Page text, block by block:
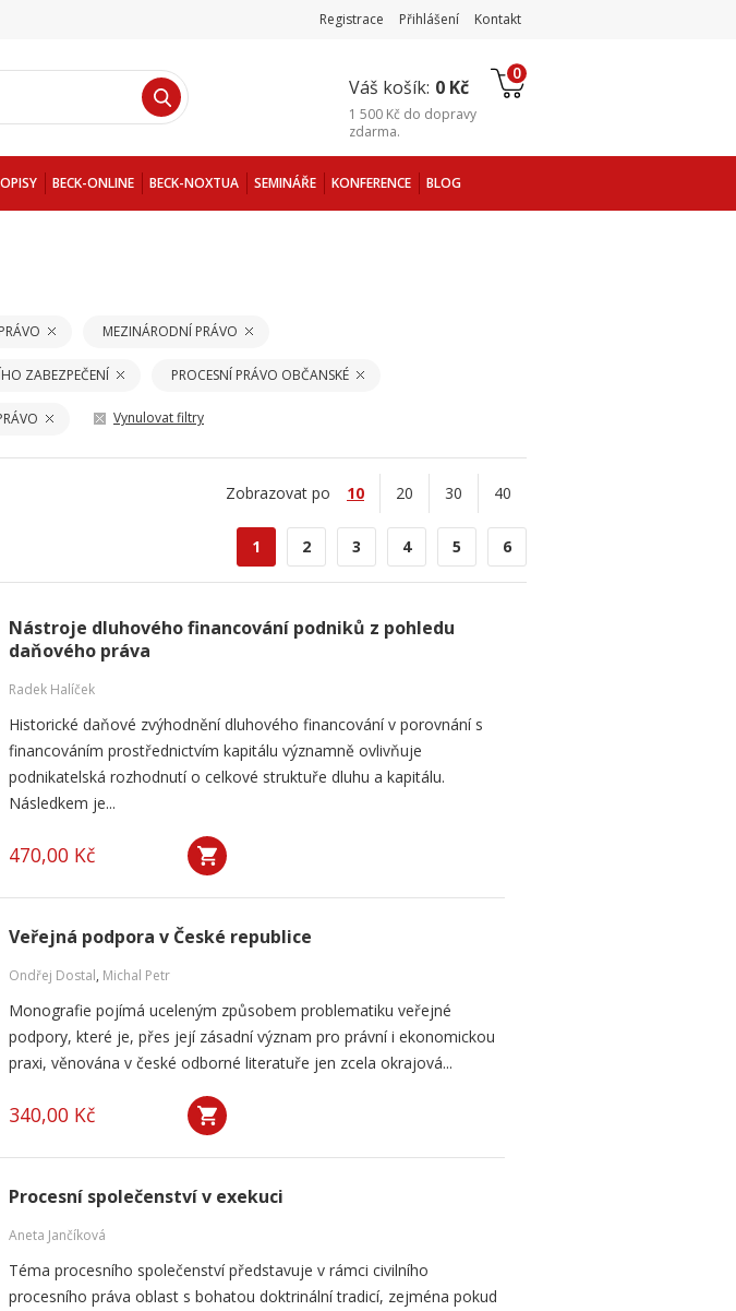
Registrace Přihlášení Kontakt
Váš košík: 0 Kč
0
1 500 Kč do dopravy
zdarma.
BECK-ONLINE BECK-NOXTUA SEMINÁŘE KONFERENCE BLOG
MEZINÁRODNÍ PRÁVO
ZABEZPEČENÍ PROCESNÍ PRÁVO OBČANSKÉ
Vynulovat filtry
Zobrazovat po 10 20 30 40
1 2 3 4 5 6
Nástroje dluhového financování podniků z pohledu
daňového práva
Radek Halíček
Historické daňové zvýhodnění dluhového financování v porovnání s
financováním prostřednictvím kapitálu významně ovlivňuje
podnikatelská rozhodnutí o celkové struktuře dluhu a kapitálu.
Následkem je...
470,00 Kč
Veřejná podpora v České republice
Ondřej Dostal, Michal Petr
Monografie pojímá uceleným způsobem problematiku veřejné
podpory, které je, přes její zásadní význam pro právní i ekonomickou
praxi, věnována v české odborné literatuře jen zcela okrajová...
340,00 Kč
Procesní společenství v exekuci
Aneta Jančíková
Téma procesního společenství představuje v rámci civilního
procesního práva oblast s bohatou doktrinální tradicí, zejména pokud